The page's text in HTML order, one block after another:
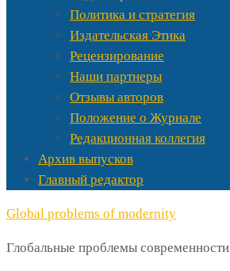
Политика и стратегия
Издательская Этика
Рецензирование
Наши партнеры
Отзывы авторов
Положение о Журнале
Редакционная коллегия
Архив выпусков
Главный редактор
Global problems of modernity
Глобальные проблемы современности